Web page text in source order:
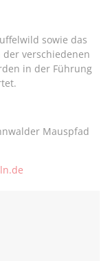
sowie das
der verschiedenen
in der Führung
Mauspfad